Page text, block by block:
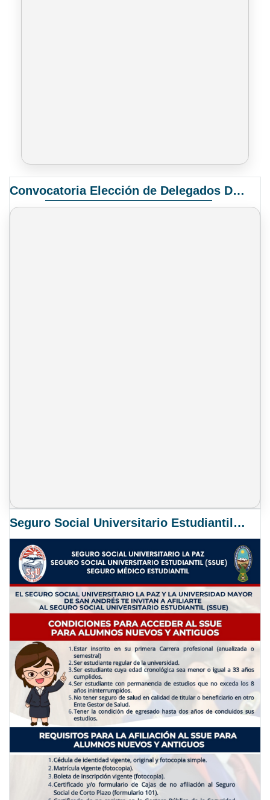
Convocatoria Elección de Delegados Docentes para el XIV Congreso Nacional de Universidades
Seguro Social Universitario Estudiantil SSUE